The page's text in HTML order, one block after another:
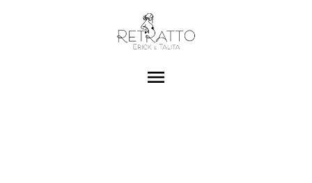
menu